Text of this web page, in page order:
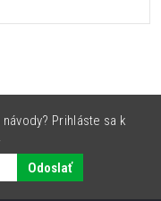
Prihláste sa k
Odoslať